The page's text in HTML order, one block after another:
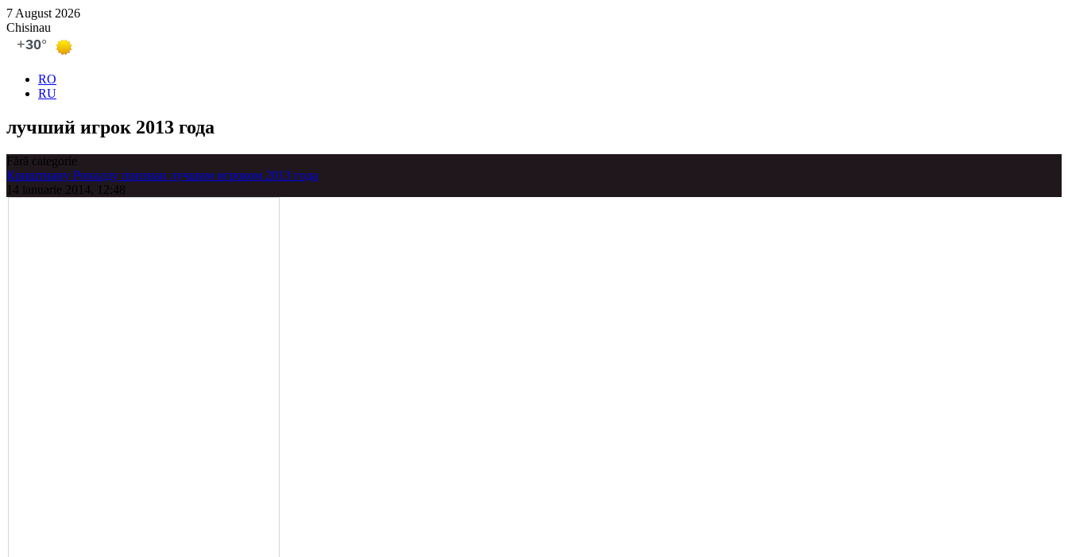
7 August 2026
Chisinau
RO
RU
лучший игрок 2013 года
Fără categorie
Криштиану Роналду признан лучшим игроком 2013 года
14 ianuarie 2014, 12:48